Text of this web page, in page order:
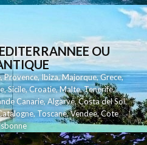
OU
,Provence,Ibiza,Majorque,Grece,
,Sicile,Croatie,Malte,Tenerife,
Canarie,Algarve,Costa del Sol,
,Toscane,Vendee,Cote